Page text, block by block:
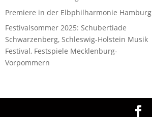
Premiere in der Elbphilharmonie Hamburg
Festivalsommer 2025: Schubertiade
Schwarzenberg, Schleswig-Holstein Musik
Festival, Festspiele Mecklenburg-
Vorpommern